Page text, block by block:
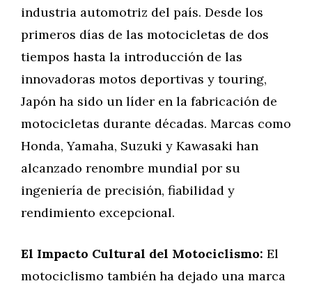
industria automotriz del país. Desde los
primeros días de las motocicletas de dos
tiempos hasta la introducción de las
innovadoras motos deportivas y touring,
Japón ha sido un líder en la fabricación de
motocicletas durante décadas. Marcas como
Honda, Yamaha, Suzuki y Kawasaki han
alcanzado renombre mundial por su
ingeniería de precisión, fiabilidad y
rendimiento excepcional.
El Impacto Cultural del Motociclismo: El
motociclismo también ha dejado una marca